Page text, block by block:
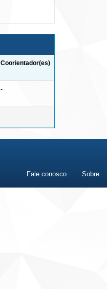
Coorientador(es)
-
Fale conosco Sobre